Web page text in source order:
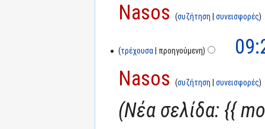
Nasos
συζήτηση συνεισφορές
τρέχουσα προηγούμενη
Nasos
συζήτηση συνεισφορές
Νέα σελίδα: {{